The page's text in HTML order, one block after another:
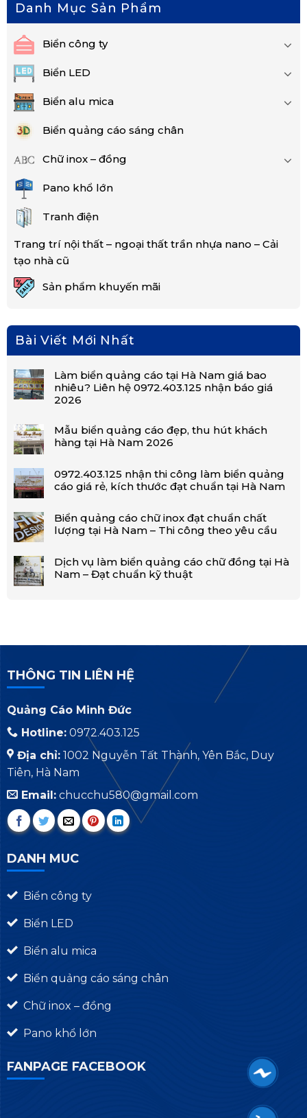
Danh Mục Sản Phẩm
Biển công ty
Biển LED
Biển alu mica
Biển quảng cáo sáng chân
Chữ inox – đồng
Pano khổ lớn
Tranh điện
Trang trí nội thất – ngoại thất trần nhựa nano – Cải
tạo nhà cũ
Sản phẩm khuyến mãi
Bài Viết Mới Nhất
Làm biển quảng cáo tại Hà Nam giá bao
nhiêu? Liên hệ 0972.403.125 nhận báo giá
2026
Mẫu biển quảng cáo đẹp, thu hút khách
hàng tại Hà Nam 2026
0972.403.125 nhận thi công làm biển quảng
cáo giá rẻ, kích thước đạt chuẩn tại Hà Nam
Biển quảng cáo chữ inox đạt chuẩn chất
lượng tại Hà Nam – Thi công theo yêu cầu
Dịch vụ làm biển quảng cáo chữ đồng tại Hà
Nam – Đạt chuẩn kỹ thuật
THÔNG TIN LIÊN HỆ
Quảng Cáo Minh Đức
Hotline:0972.403.125
Địa chỉ:1002 Nguyễn Tất Thành, Yên Bắc, Duy
Tiên, Hà Nam
Email:chucchu580@gmail.com
DANH MUC
Biển công ty
Biển LED
Biển alu mica
Biển quảng cáo sáng chân
Chữ inox – đồng
Pano khổ lớn
FANPAGE FACEBOOK